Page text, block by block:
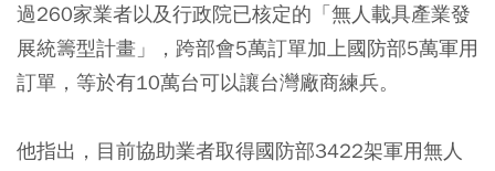
過260家業者以及行政院已核定的「無人載具產業發
展統籌型計畫」，跨部會5萬訂單加上國防部5萬軍用
訂單，等於有10萬台可以讓台灣廠商練兵。
他指出，目前協助業者取得國防部3422架軍用無人